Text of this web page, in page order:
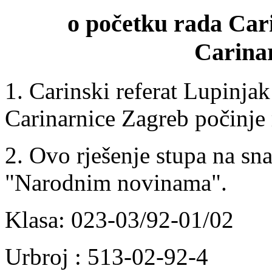
o početku rada
1. Carinski referat
Carinarnice Zagreb
2. Ovo rješenje stupa na
"Narodnim novinama".
Klasa: 023-03/92-01/02
Urbroj : 513-02-92-4